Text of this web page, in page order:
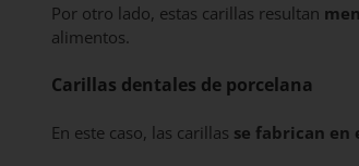
Por otro lado, estas carillas resultan
alimentos.
Carillas dentales de porcelana
En este caso, las carillas se fabrican